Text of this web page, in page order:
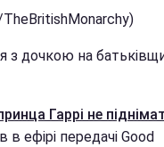
дочкою на
Гаррі не
ефірі передачі Good